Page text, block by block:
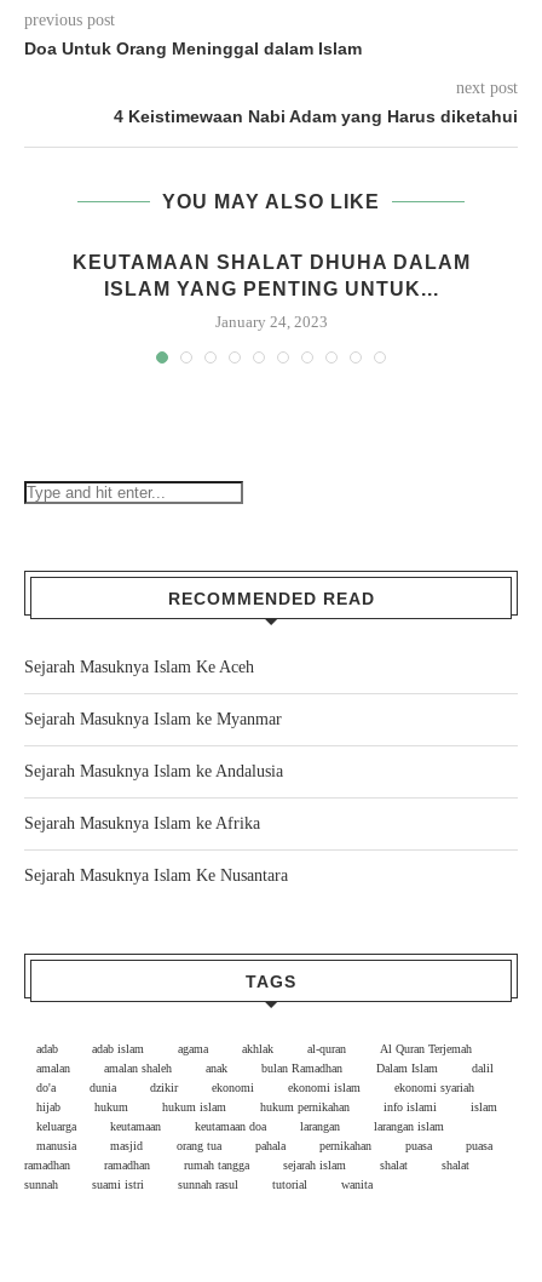
previous post
Doa Untuk Orang Meninggal dalam Islam
next post
4 Keistimewaan Nabi Adam yang Harus diketahui
YOU MAY ALSO LIKE
KEUTAMAAN SHALAT DHUHA DALAM
ISLAM YANG PENTING UNTUK...
January 24, 2023
RECOMMENDED READ
Sejarah Masuknya Islam Ke Aceh
Sejarah Masuknya Islam ke Myanmar
Sejarah Masuknya Islam ke Andalusia
Sejarah Masuknya Islam ke Afrika
Sejarah Masuknya Islam Ke Nusantara
TAGS
adab adab islam agama akhlak al-quran
Al Quran Terjemah
amalan
amalan shaleh anak bulan Ramadhan Dalam Islam
dalil
do'a
dunia dzikir ekonomi ekonomi islam
ekonomi syariah
hijab
hukum hukum islam hukum pernikahan info islami
islam
keluarga
keutamaan keutamaan doa larangan
larangan islam
manusia
masjid orang tua pahala pernikahan puasa
puasa
ramadhan
ramadhan rumah tangga sejarah islam shalat
shalat
sunnah
suami istri sunnah rasul tutorial wanita